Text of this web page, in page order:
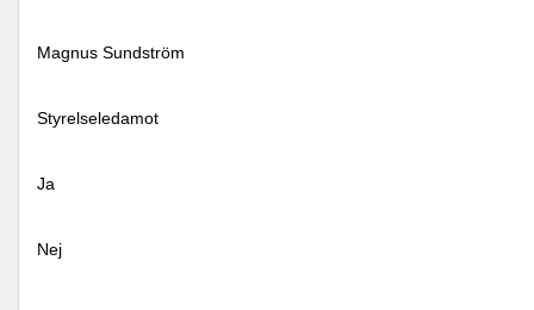
Magnus Sundström
Styrelseledamot
Ja
Nej